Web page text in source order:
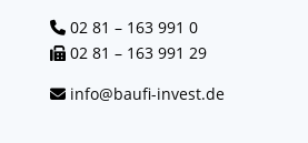
02 81 – 163 991 0
02 81 – 163 991 29
info@baufi-invest.de